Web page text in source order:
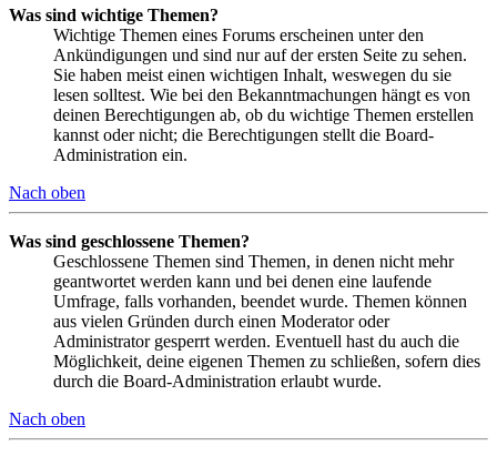
Was sind wichtige Themen?
Wichtige Themen eines Forums erscheinen unter den
Ankündigungen und sind nur auf der ersten Seite zu sehen.
Sie haben meist einen wichtigen Inhalt, weswegen du sie
lesen solltest. Wie bei den Bekanntmachungen hängt es von
deinen Berechtigungen ab, ob du wichtige Themen erstellen
kannst oder nicht; die Berechtigungen stellt die Board-
Administration ein.
Nach oben
Was sind geschlossene Themen?
Geschlossene Themen sind Themen, in denen nicht mehr
geantwortet werden kann und bei denen eine laufende
Umfrage, falls vorhanden, beendet wurde. Themen können
aus vielen Gründen durch einen Moderator oder
Administrator gesperrt werden. Eventuell hast du auch die
Möglichkeit, deine eigenen Themen zu schließen, sofern dies
durch die Board-Administration erlaubt wurde.
Nach oben